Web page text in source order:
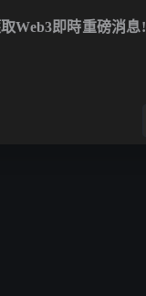
Web3即時重磅消息!